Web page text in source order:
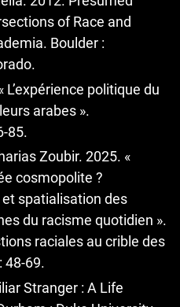
of Race and
Boulder :
politique du
arabes ».
Zoubir. 2025. «
cosmopolite ?
spatialisation des
du racisme quotidien ».
raciales au crible des
48-69.
Stranger : A Life